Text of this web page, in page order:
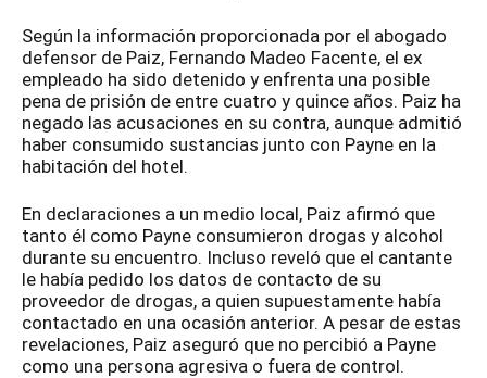
Según la información proporcionada por el abogado
defensor de Paiz, Fernando Madeo Facente, el ex
empleado ha sido detenido y enfrenta una posible
pena de prisión de entre cuatro y quince años. Paiz ha
negado las acusaciones en su contra, aunque admitió
haber consumido sustancias junto con Payne en la
habitación del hotel.
En declaraciones a un medio local, Paiz afirmó que
tanto él como Payne consumieron drogas y alcohol
durante su encuentro. Incluso reveló que el cantante
le había pedido los datos de contacto de su
proveedor de drogas, a quien supuestamente había
contactado en una ocasión anterior. A pesar de estas
revelaciones, Paiz aseguró que no percibió a Payne
como una persona agresiva o fuera de control.